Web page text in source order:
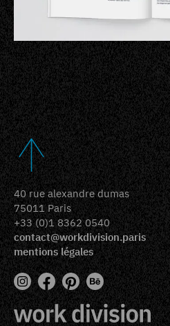
40 rue alexandre dumas
75011 Paris
+33 (0)1 8362 0540
contact@workdivision.paris
mentions légales